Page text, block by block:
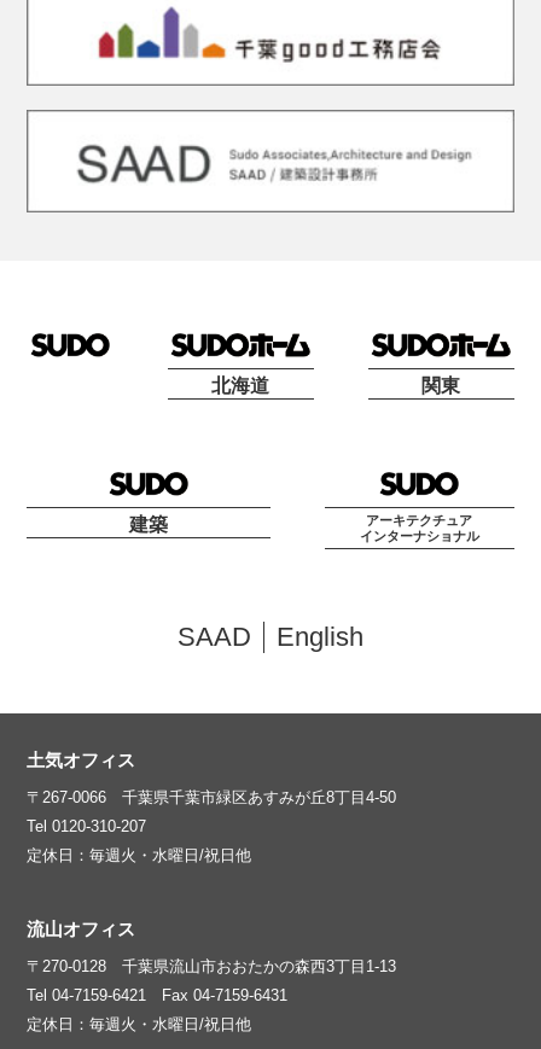
北海道 関東
建築
アーキテクチュア
インターナショナル
SAAD English
土気オフィス
〒267-0066 千葉県千葉市緑区あすみが丘8丁目4-50
Tel 0120-310-207
定休日：毎週火・水曜日/祝日他
流山オフィス
〒270-0128 千葉県流山市おおたかの森西3丁目1-13
Tel 04-7159-6421 Fax 04-7159-6431
定休日：毎週火・水曜日/祝日他